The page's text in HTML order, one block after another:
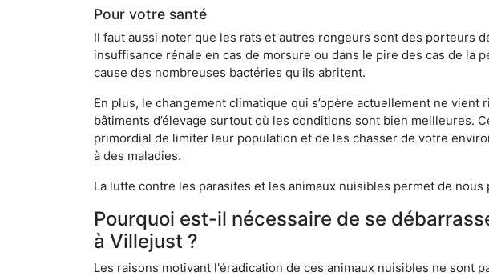
Pour votre santé
Il faut aussi noter que les rats et autres rongeurs sont des porteurs
insuffisance rénale en cas de morsure ou dans le pire des cas de
cause des nombreuses bactéries qu’ils abritent.
En plus, le changement climatique qui s’opère actuellement ne
bâtiments d’élevage surtout où les conditions sont bien meilleures.
primordial de limiter leur population et de les chasser de votre
à des maladies.
La lutte contre les parasites et les animaux nuisibles permet de
Pourquoi est-il nécessaire de se
à Villejust ?
Les raisons motivant l'éradication de ces animaux nuisibles ne sont